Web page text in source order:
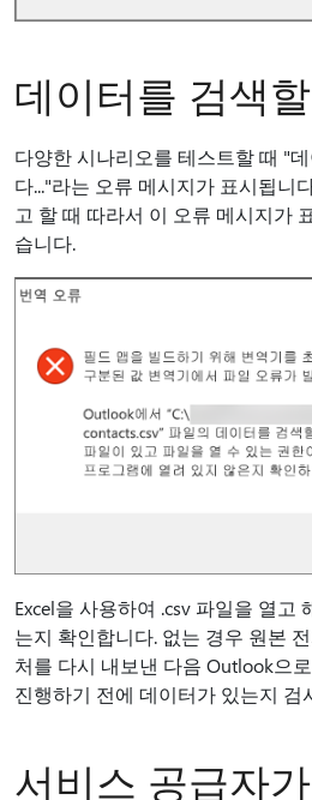
데이터를 검색
다양한 시나리오를 테스트할 때 "
다..."라는 오류 메시지가 표시됩니
고 할 때 따라서 이 오류 메시지가
습니다.
Excel을 사용하여 .csv 파일을 열고
는지 확인합니다. 없는 경우 원본
처를 다시 내보낸 다음 Outlook으
진행하기 전에 데이터가 있는지 검
서비스 공급자